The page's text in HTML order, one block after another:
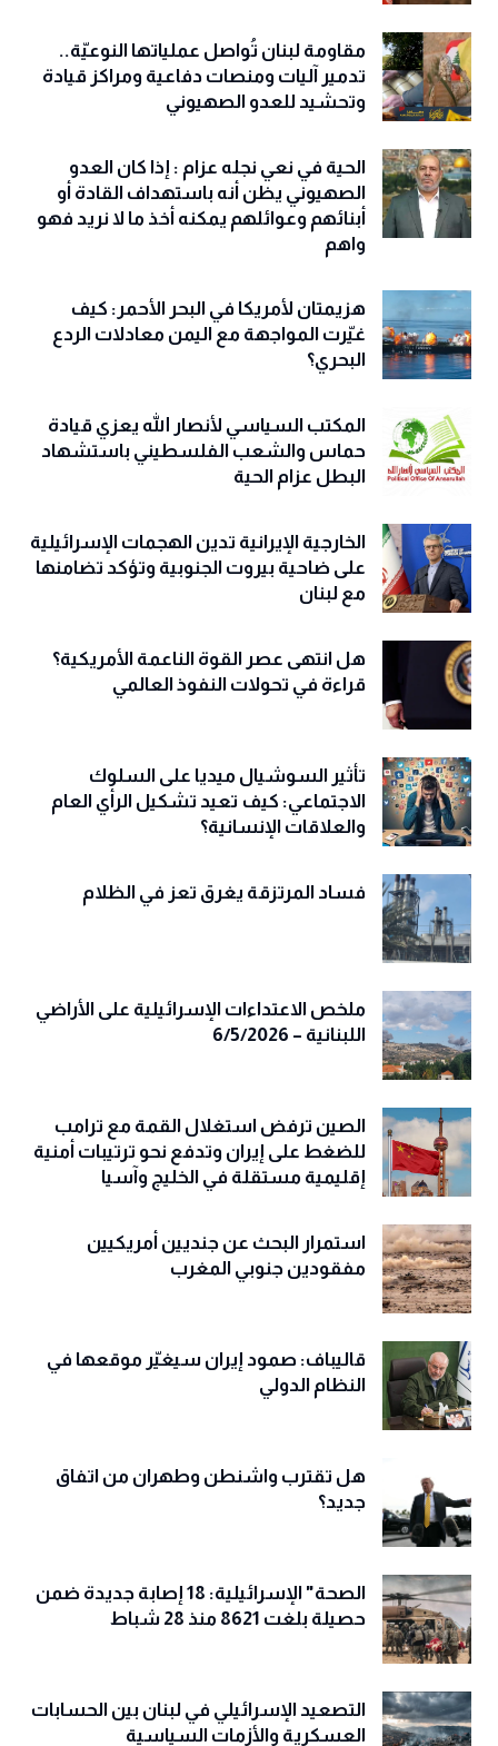
مقاومة لبنان تُواصل عملياتها النوعيّة..
تدمير آليات ومنصات دفاعية ومراكز قيادة
وتحشيد للعدو الصهيوني
الحية في نعي نجله عزام : إذا كان العدو
الصهيوني يظن أنه باستهداف القادة أو
أبنائهم وعوائلهم يمكنه أخذ ما لا نريد فهو
واهم
هزيمتان لأمريكا في البحر الأحمر: كيف
غيّرت المواجهة مع اليمن معادلات الردع
البحري؟
المكتب السياسي لأنصار الله يعزي قيادة
حماس والشعب الفلسطيني باستشهاد
البطل عزام الحية
الخارجية الإيرانية تدين الهجمات الإسرائيلية
على ضاحية بيروت الجنوبية وتؤكد تضامنها
مع لبنان
هل انتهى عصر القوة الناعمة الأمريكية؟
قراءة في تحولات النفوذ العالمي
تأثير السوشيال ميديا على السلوك
الاجتماعي: كيف تعيد تشكيل الرأي العام
والعلاقات الإنسانية؟
فساد المرتزقة يغرق تعز في الظلام
ملخص الاعتداءات الإسرائيلية على الأراضي
اللبنانية – 6/5/2026
الصين ترفض استغلال القمة مع ترامب
للضغط على إيران وتدفع نحو ترتيبات أمنية
إقليمية مستقلة في الخليج وآسيا
استمرار البحث عن جنديين أمريكيين
مفقودين جنوبي المغرب
قاليباف: صمود إيران سيغيّر موقعها في
النظام الدولي
هل تقترب واشنطن وطهران من اتفاق
جديد؟
الصحة" الإسرائيلية: 18 إصابة جديدة ضمن
حصيلة بلغت 8621 منذ 28 شباط
التصعيد الإسرائيلي في لبنان بين الحسابات
العسكرية والأزمات السياسية